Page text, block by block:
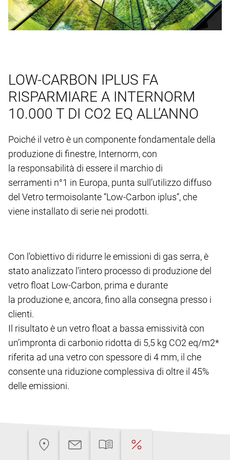
LOW-CARBON IPLUS FA
RISPARMIARE A INTERNORM
10.000 T DI CO2 EQ ALL’ANNO
Poiché il vetro è un componente fondamentale della
produzione di finestre, Internorm, con
la responsabilità di essere il marchio di
serramenti n°1 in Europa, punta sull’utilizzo diffuso
del Vetro termoisolante “Low-Carbon iplus“, che
viene installato di serie nei prodotti.
Con l’obiettivo di ridurre le emissioni di gas serra, è
stato analizzato l’intero processo di produzione del
vetro float Low-Carbon, prima e durante
la produzione e, ancora, fino alla consegna presso i
clienti.
Il risultato è un vetro float a bassa emissività con
un’impronta di carbonio ridotta di 5,5 kg CO2 eq/m2*
riferita ad una vetro con spessore di 4 mm, il che
consente una riduzione complessiva di oltre il 45%
delle emissioni.